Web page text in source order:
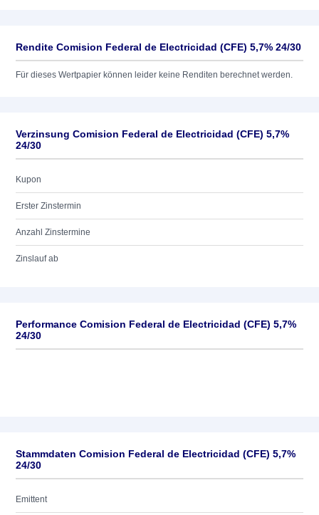
Rendite Comision Federal de Electricidad (CFE) 5,7% 24/30
Für dieses Wertpapier können leider keine Renditen berechnet werden.
Verzinsung Comision Federal de Electricidad (CFE) 5,7%
24/30
Kupon
Erster Zinstermin
Anzahl Zinstermine
Zinslauf ab
Performance Comision Federal de Electricidad (CFE) 5,7%
24/30
Stammdaten Comision Federal de Electricidad (CFE) 5,7%
24/30
Emittent